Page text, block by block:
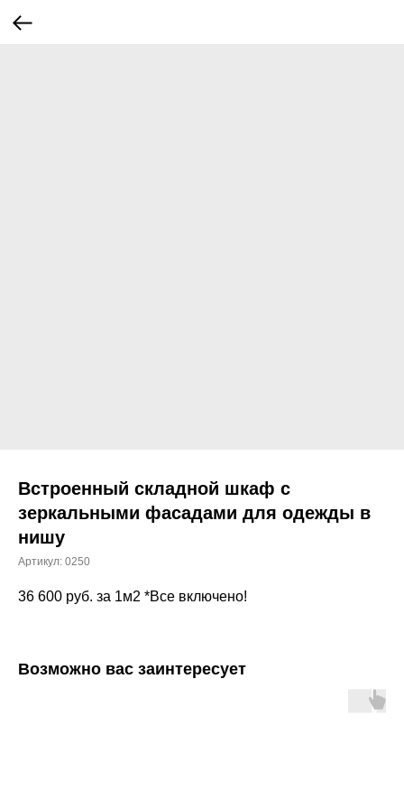
Встроенный складной шкаф с
зеркальными фасадами для одежды в
нишу
Артикул: 0250
36 600 руб. за 1м2 *Все включено!
Возможно вас заинтересует